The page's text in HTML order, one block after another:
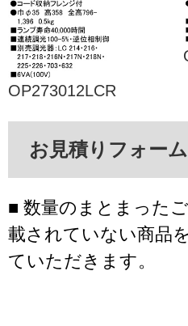
OP273012LCR
お見積りフォーム
■ 数量のまとまった
載されていない商品
ていただきます。